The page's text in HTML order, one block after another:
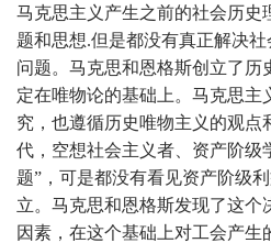
马克思主义产生之前的社会历史
题和思想.但是都没有真正解决
问题。马克思和恩格斯创立了历
定在唯物论的基础上。马克思主
究，也遵循历史唯物主义的观点
代，空想社会主义者、资产阶级
题”，可是都没有看见资产阶级
立。马克思和恩格斯发现了这个
因素，在这个基础上对工会产